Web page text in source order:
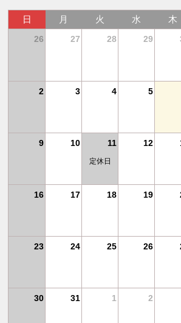
日 月 火 水 木
26 27 28 29
2 3 4 5
9 10 11 12
定休日
16 17 18 19
23 24 25 26
30 31 1 2